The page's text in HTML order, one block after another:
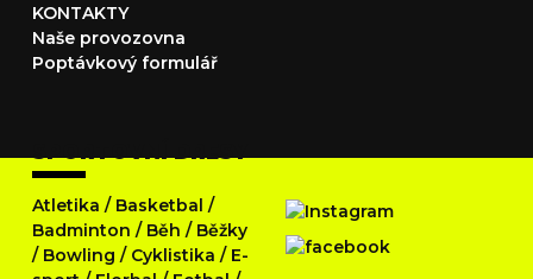
KONTAKTY
Naše provozovna
Poptávkový formulář
SPORTOVNÍ DRESY
Atletika / Basketbal /
Badminton / Běh / Běžky
/ Bowling / Cyklistika / E-